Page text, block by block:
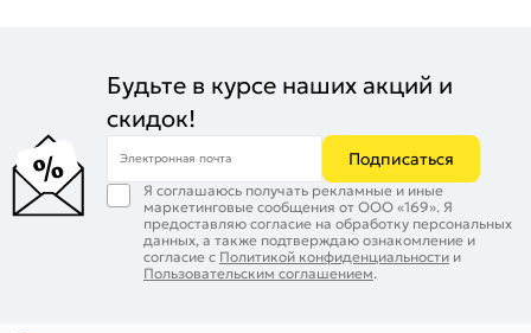
Будьте в курсе наших акций и
скидок!
Электронная почта Подписаться
Я соглашаюсь получать рекламные и иные
маркетинговые сообщения от ООО «169». Я
предоставляю согласие на обработку персональных
данных, а также подтверждаю ознакомление и
согласие с Политикой конфиденциальности и
Пользовательским соглашением.